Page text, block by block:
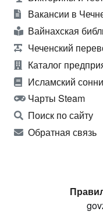
Вакансии в
Вайнахская
Чеченский
Каталог
Исламский
Чарты Steam
Поиск по сайту
Обратная связь